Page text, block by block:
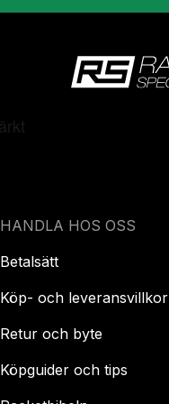
HANDLA HOS OSS
Betalsätt
Köp- och leveransvillkor
Retur och byte
Köpguider och tips